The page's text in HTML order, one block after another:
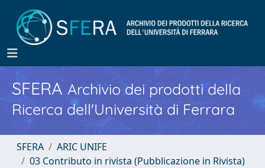
SFERA Archivio dei prodotti della
Ricerca dell'Università di Ferrara
SFERA
ARIC UNIFE
03 Contributo in rivista (Pubblicazione in Rivista)